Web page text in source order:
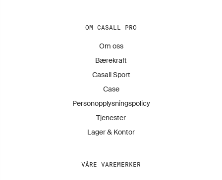
OM CASALL PRO
Om oss
Bærekraft
Casall Sport
Case
Personopplysningspolicy
Tjenester
Lager & Kontor
VÅRE VAREMERKER